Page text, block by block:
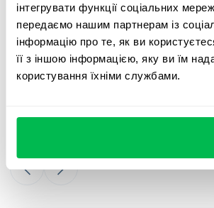
інтегрувати функції соціальних
передаємо нашим партнерам із
інформацію про те, як ви
її з іншою інформацією, яку ви їм
користування їхніми службами.
Ознайомтеся з
клієнтів